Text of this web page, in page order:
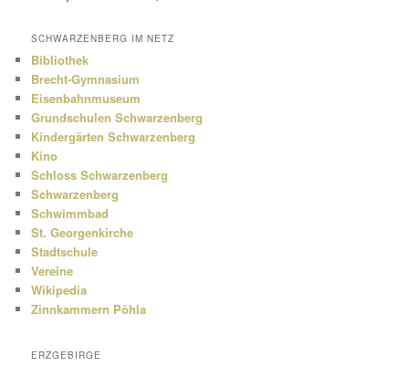
SCHWARZENBERG IM NETZ
Bibliothek
Brecht-Gymnasium
Eisenbahnmuseum
Grundschulen Schwarzenberg
Kindergärten Schwarzenberg
Kino
Schloss Schwarzenberg
Schwarzenberg
Schwimmbad
St. Georgenkirche
Stadtschule
Vereine
Wikipedia
Zinnkammern Pöhla
ERZGEBIRGE